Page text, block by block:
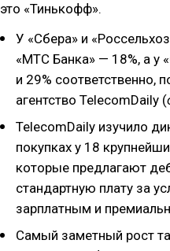
это «Тинькофф».
У «Сбера» и
«МТС Банка» — 18%, а у
и 29% соответственно,
агентство TelecomDaily (
TelecomDaily изучило
покупках у 18
которые предлагают
стандартную плату за
зарплатным и
Самый заметный рост